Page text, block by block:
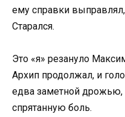
ему справки
Старался.
Это «я» резануло
Архип продолжал, и
едва заметной дрожью,
спрятанную боль.